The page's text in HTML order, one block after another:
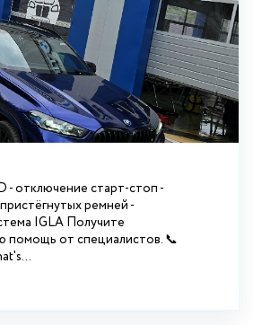
- отключение старт-стоп -
ремней -
IGLA Получите
помощь от специалистов. 📞